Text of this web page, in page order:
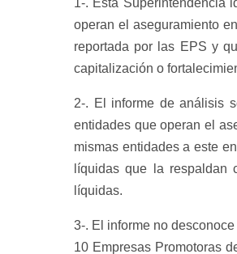
1-. Esta Superintendencia
operan el aseguramiento
reportada por las EPS y
capitalización o
2-. El informe de análisis
entidades que operan el
mismas entidades a este
líquidas que la respaldan
líquidas.
3-. El informe no
10 Empresas Promotoras